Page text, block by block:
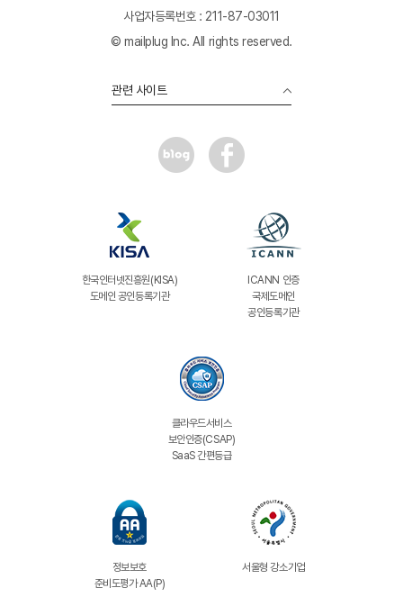
사업자등록번호 : 211-87-03011
© mailplug Inc. All rights reserved.
관련 사이트
한국인터넷진흥원(KISA)
도메인 공인등록기관
ICANN 인증
국제도메인
공인등록기관
클라우드서비스
보안인증(CSAP)
SaaS 간편등급
정보보호
준비도평가 AA(P)
서울형 강소기업